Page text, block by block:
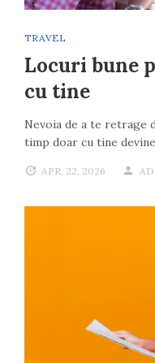
TRAVEL
Locuri bune
cu tine
Nevoia de a te retrage
timp doar cu tine
APR. 22, 2026